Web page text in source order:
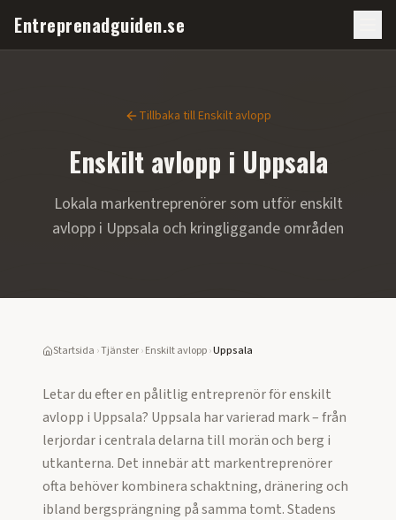
Entreprenadguiden.se
Tillbaka tillEnskilt avlopp
Enskilt avlopp i Uppsala
Lokala markentreprenörer som utför enskilt
avlopp i Uppsala och kringliggande områden
Startsida ›Tjänster›Enskilt avlopp›Uppsala
Letar du efter en pålitlig entreprenör förenskilt
avlopp i Uppsala? Uppsala har varierad mark – från
lerjordar i centrala delarna till morän och berg i
utkanterna. Det innebär att markentreprenörer
ofta behöver kombinera schaktning, dränering och
ibland bergsprängning på samma tomt. Stadens